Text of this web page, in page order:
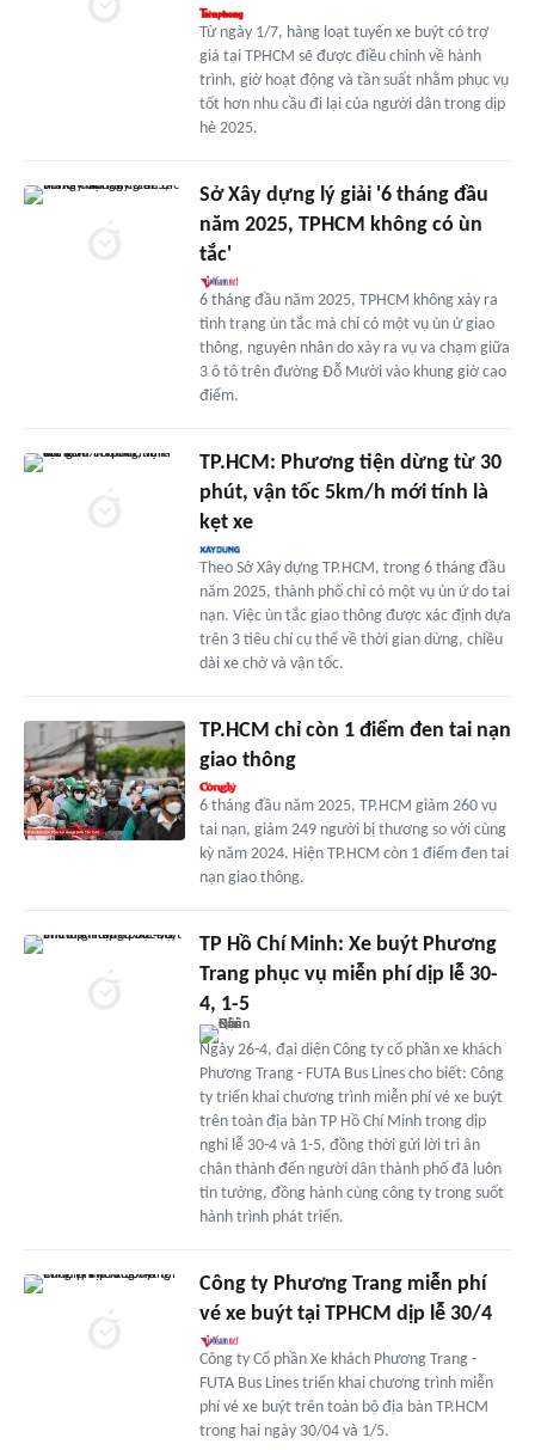
Từ ngày 1/7, hàng loạt tuyến xe buýt có trợ
giá tại TPHCM sẽ được điều chỉnh về hành
trình, giờ hoạt động và tần suất nhằm phục vụ
tốt hơn nhu cầu đi lại của người dân trong dịp
hè 2025.
Sở Xây dựng lý giải '6 tháng đầu
năm 2025, TPHCM không có ùn
tắc'
6 tháng đầu năm 2025, TPHCM không xảy ra
tình trạng ùn tắc mà chỉ có một vụ ùn ứ giao
thông, nguyên nhân do xảy ra vụ va chạm giữa
3 ô tô trên đường Đỗ Mười vào khung giờ cao
điểm.
TP.HCM: Phương tiện dừng từ 30
phút, vận tốc 5km/h mới tính là
kẹt xe
Theo Sở Xây dựng TP.HCM, trong 6 tháng đầu
năm 2025, thành phố chỉ có một vụ ùn ứ do tai
nạn. Việc ùn tắc giao thông được xác định dựa
trên 3 tiêu chí cụ thể về thời gian dừng, chiều
dài xe chờ và vận tốc.
TP.HCM chỉ còn 1 điểm đen tai nạn
giao thông
6 tháng đầu năm 2025, TP.HCM giảm 260 vụ
tai nạn, giảm 249 người bị thương so với cùng
kỳ năm 2024. Hiện TP.HCM còn 1 điểm đen tai
nạn giao thông.
TP Hồ Chí Minh: Xe buýt Phương
Trang phục vụ miễn phí dịp lễ 30-
4, 1-5
Ngày 26-4, đại diện Công ty cổ phần xe khách
Phương Trang - FUTA Bus Lines cho biết: Công
ty triển khai chương trình miễn phí vé xe buýt
trên toàn địa bàn TP Hồ Chí Minh trong dịp
nghỉ lễ 30-4 và 1-5, đồng thời gửi lời tri ân
chân thành đến người dân thành phố đã luôn
tin tưởng, đồng hành cùng công ty trong suốt
hành trình phát triển.
Công ty Phương Trang miễn phí
vé xe buýt tại TPHCM dịp lễ 30/4
Công ty Cổ phần Xe khách Phương Trang -
FUTA Bus Lines triển khai chương trình miễn
phí vé xe buýt trên toàn bộ địa bàn TP.HCM
trong hai ngày 30/04 và 1/5.